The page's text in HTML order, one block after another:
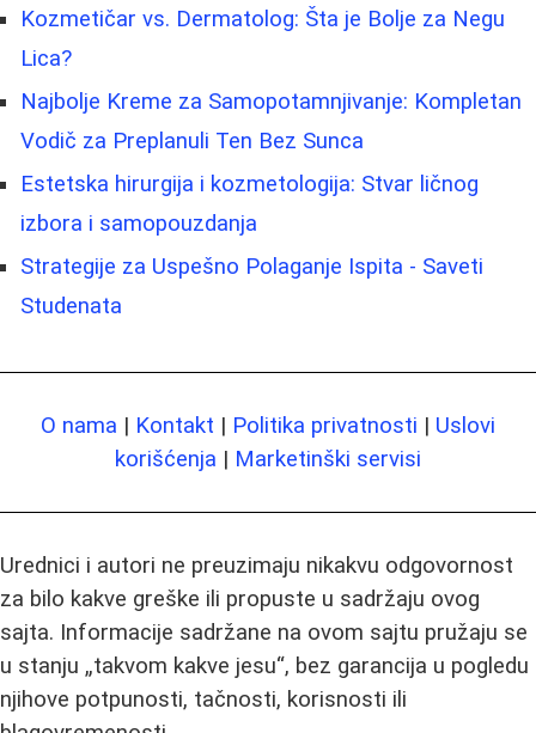
Kozmetičar vs. Dermatolog: Šta je Bolje za Negu
Lica?
Najbolje Kreme za Samopotamnjivanje: Kompletan
Vodič za Preplanuli Ten Bez Sunca
Estetska hirurgija i kozmetologija: Stvar ličnog
izbora i samopouzdanja
Strategije za Uspešno Polaganje Ispita - Saveti
Studenata
O nama | Kontakt | Politika privatnosti | Uslovi
korišćenja | Marketinški servisi
Urednici i autori ne preuzimaju nikakvu odgovornost
za bilo kakve greške ili propuste u sadržaju ovog
sajta. Informacije sadržane na ovom sajtu pružaju se
u stanju „takvom kakve jesu“, bez garancija u pogledu
njihove potpunosti, tačnosti, korisnosti ili